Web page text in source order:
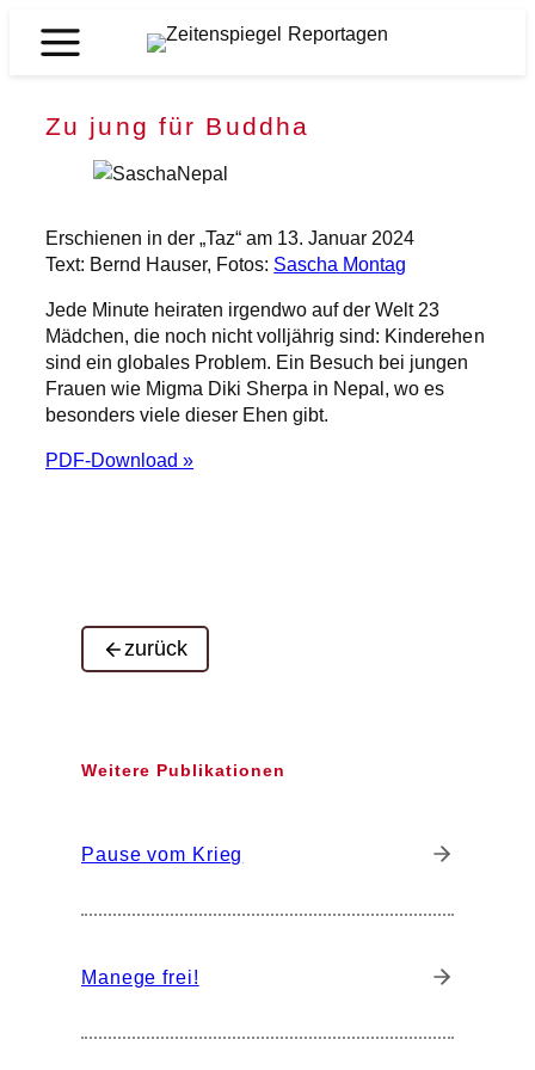
Inhalt
Zeitenspiegel
Zu jung für Buddha
Erschienen in der „Taz“ am 13. Januar 2024
Text: Bernd Hauser, Fotos: Sascha Montag
Jede Minute heiraten irgendwo auf der Welt 23
Mädchen, die noch nicht volljährig sind: Kinderehen
sind ein globales Problem. Ein Besuch bei jungen
Frauen wie Migma Diki Sherpa in Nepal, wo es
besonders viele dieser Ehen gibt.
PDF-Download »
zurück
Weitere Publikationen
Pause vom Krieg
Manege frei!